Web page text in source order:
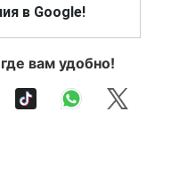
в Google!
вам удобно!